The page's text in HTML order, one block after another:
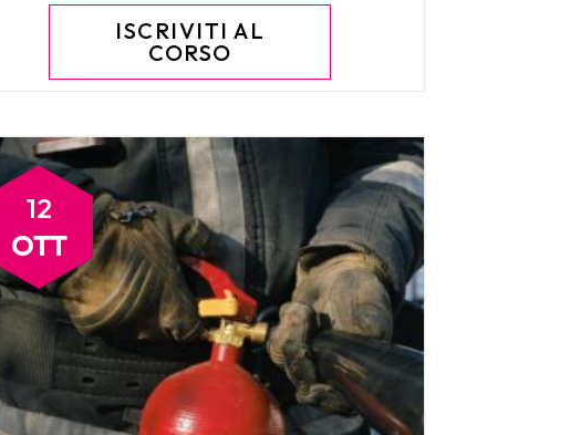
ISCRIVITI AL
CORSO
12
OTT